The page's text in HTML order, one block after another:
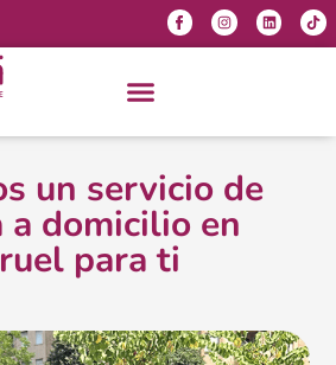
un servicio de
a domicilio en
para ti